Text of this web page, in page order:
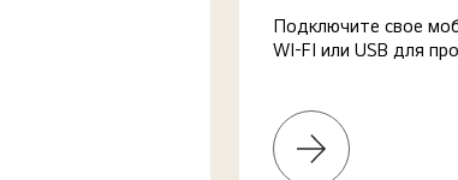
Подключите свое
WI-FI или USB для
Узнать
больше